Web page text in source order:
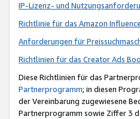
IP-Lizenz- und
Richtlinie für das Amazon
Anforderungen für
Richtlinien für das Creator Ads
Diese Richtlinien für das
Partnerprogramm; in diesen
der Vereinbarung zugewiesene
Partnerprogramm sowie Ziffer 3